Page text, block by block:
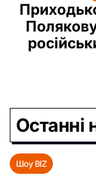
Останні
Шоу BIZ